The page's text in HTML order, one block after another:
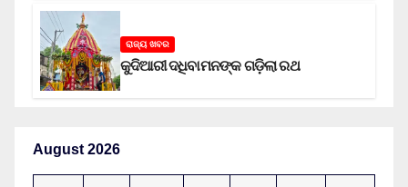
ରାଜ୍ୟ ଖବର
କୁଦିଆରୀ ଦଧିବାମନଙ୍କ ଗଡ଼ିଲା ରଥ
August 2026